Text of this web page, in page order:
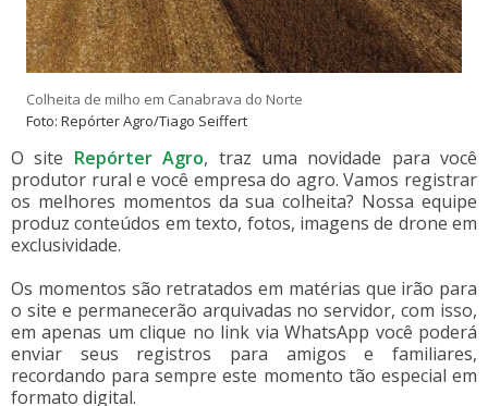
Colheita de milho em Canabrava do Norte
Foto: Repórter Agro/Tiago Seiffert
O site Repórter Agro, traz uma novidade para você
produtor rural e você empresa do agro. Vamos registrar
os melhores momentos da sua colheita? Nossa equipe
produz conteúdos em texto, fotos, imagens de drone em
exclusividade.
Os momentos são retratados em matérias que irão para
o site e permanecerão arquivadas no servidor, com isso,
em apenas um clique no link via WhatsApp você poderá
enviar seus registros para amigos e familiares,
recordando para sempre este momento tão especial em
formato digital.